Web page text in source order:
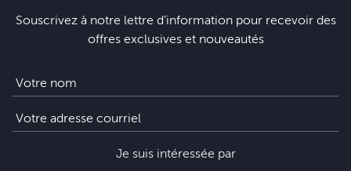
Souscrivez à notre lettre d’information pour recevoir des
offres exclusives et nouveautés
Je suis intéressée par